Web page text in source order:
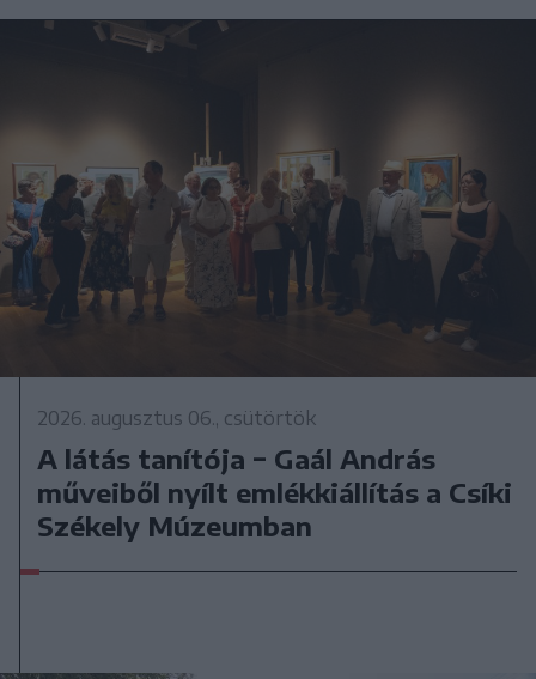
2026. augusztus 06., csütörtök
A látás tanítója − Gaál András
műveiből nyílt emlékkiállítás a Csíki
Székely Múzeumban